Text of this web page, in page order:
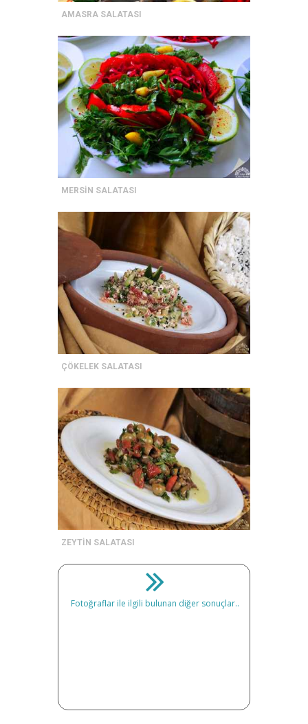
AMASRA SALATASI
MERSİN SALATASI
ÇÖKELEK SALATASI
ZEYTİN SALATASI
Fotoğraflar ile ilgili bulunan diğer sonuçlar..